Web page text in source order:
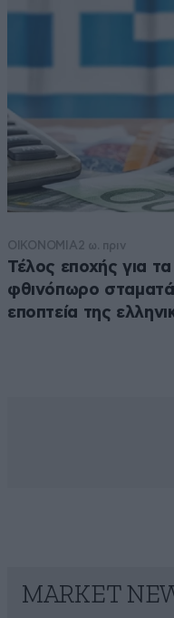
ΟΙΚΟΝΟΜΙΑ2 ω. πριν
Τέλος εποχής για
φθινόπωρο σταματά
εποπτεία της
MARKET